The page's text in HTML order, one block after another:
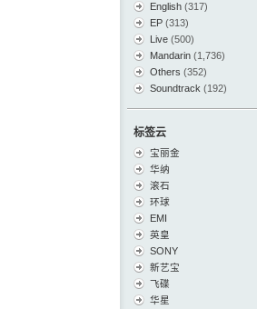
English (317)
EP (313)
Live (500)
Mandarin (1,736)
Others (352)
Soundtrack (192)
标签云
宝丽金
华纳
滚石
环球
EMI
英皇
SONY
新艺宝
飞碟
华星